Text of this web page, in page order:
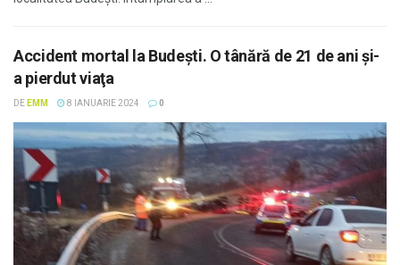
Accident mortal la Budeşti. O tânără de 21 de ani şi-
a pierdut viaţa
DE EMM 8 IANUARIE 2024 0